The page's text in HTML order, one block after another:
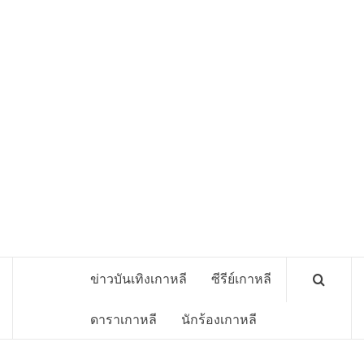
ข่าวบันเทิงเกาหลี ซีรีย์เกาหลี
ดาราเกาหลี นักร้องเกาหลี